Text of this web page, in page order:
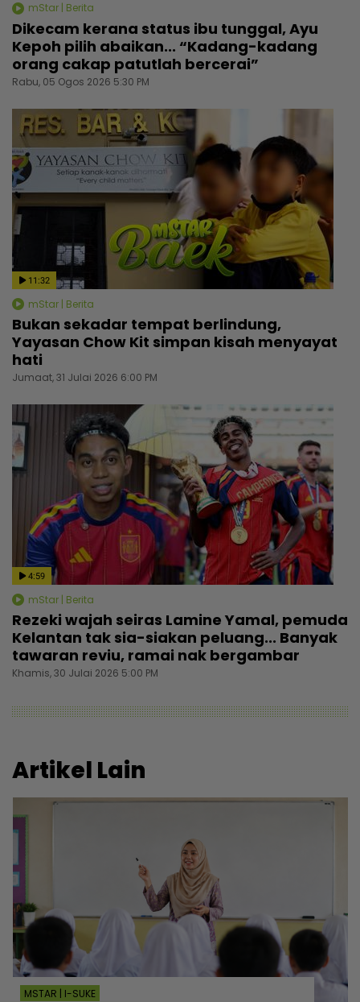
mStar | Berita
Dikecam kerana status ibu tunggal, Ayu
Kepoh pilih abaikan... “Kadang-kadang
orang cakap patutlah bercerai”
Rabu, 05 Ogos 2026 5:30 PM
11:32
mStar | Berita
Bukan sekadar tempat berlindung,
Yayasan Chow Kit simpan kisah menyayat
hati
Jumaat, 31 Julai 2026 6:00 PM
4:59
mStar | Berita
Rezeki wajah seiras Lamine Yamal, pemuda
Kelantan tak sia-siakan peluang... Banyak
tawaran reviu, ramai nak bergambar
Khamis, 30 Julai 2026 5:00 PM
Artikel Lain
MSTAR | I-SUKE